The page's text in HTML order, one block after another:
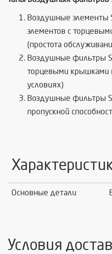
Воздушные элементы
элементов с
(простота
Воздушные фильтры
торцевыми крышками
условиях)
Воздушные фильтры
пропускной
Основные детали
Условия